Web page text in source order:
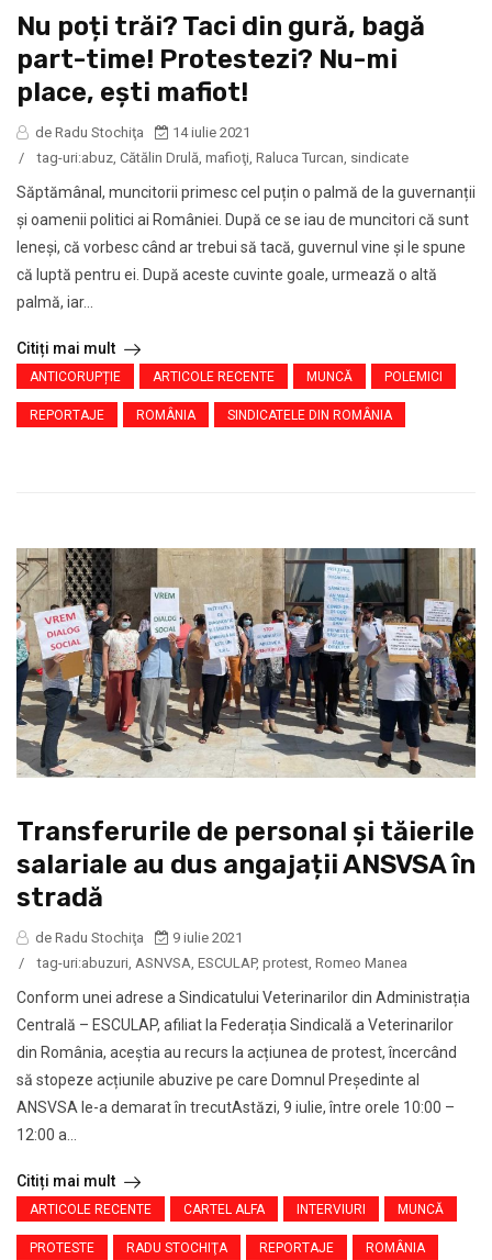
Nu poți trăi? Taci din gură, bagă
part-time! Protestezi? Nu-mi
place, ești mafiot!
de Radu Stochiţa
14 iulie 2021
/
tag-uri:abuz, Cătălin Drulă, mafioţi, Raluca Turcan, sindicate
Săptămânal, muncitorii primesc cel puțin o palmă de la guvernanții
și oamenii politici ai României. După ce se iau de muncitori că sunt
leneși, că vorbesc când ar trebui să tacă, guvernul vine și le spune
că luptă pentru ei. După aceste cuvinte goale, urmează o altă
palmă, iar...
Citiți mai mult
ANTICORUPȚIE ARTICOLE RECENTE MUNCĂ POLEMICI
REPORTAJE ROMÂNIA SINDICATELE DIN ROMÂNIA
Transferurile de personal și tăierile
salariale au dus angajații ANSVSA în
stradă
de Radu Stochiţa
9 iulie 2021
/
tag-uri:abuzuri, ASNVSA, ESCULAP, protest, Romeo Manea
Conform unei adrese a Sindicatului Veterinarilor din Administrația
Centrală – ESCULAP, afiliat la Federația Sindicală a Veterinarilor
din România, aceștia au recurs la acțiunea de protest, încercând
să stopeze acțiunile abuzive pe care Domnul Președinte al
ANSVSA le-a demarat în trecutAstăzi, 9 iulie, între orele 10:00 –
12:00 a...
Citiți mai mult
ARTICOLE RECENTE CARTEL ALFA INTERVIURI MUNCĂ
PROTESTE RADU STOCHIŢA REPORTAJE ROMÂNIA